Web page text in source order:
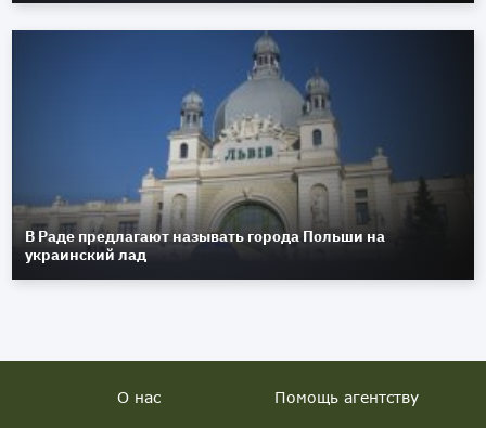
В Раде предлагают называть города Польши на
украинский лад
О нас Помощь агентству